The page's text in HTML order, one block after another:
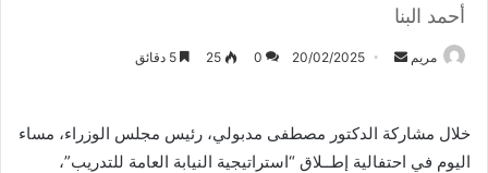
أحمد البنا
مريم
أرسل 20/02/2025
0
25
خلال مشاركة الدكتور مصطفى مدبولي، رئيس مجلس الوزراء، مساء
اليوم في احتفالية إطــلاق “استراتيجية النيابة العامة للتدريب”،